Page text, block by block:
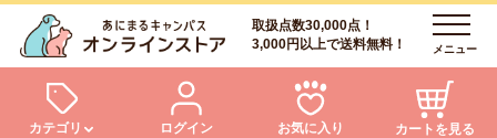
取扱点数30,000点！
3,000円以上で送料無料！
メニュー
カテゴリ ログイン お気に入り カートを見る